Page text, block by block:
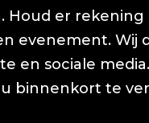
er rekening
evenement. Wij
en sociale
binnenkort te